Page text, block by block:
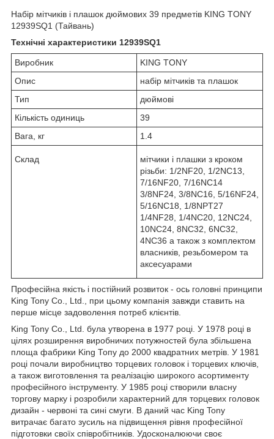
Набір мітчиків і плашок дюймових 39 предметів KING TONY
12939SQ1 (Тайвань)
Технічні характеристики 12939SQ1
Виробник
KING TONY
Опис
набір мітчиків та плашок
Тип
дюймові
Кількість одиниць
39
Вага, кг
1.4
Склад
мітчики і плашки з кроком
різьби: 1/2NF20, 1/2NC13,
7/16NF20, 7/16NC14
3/8NF24, 3/8NC16, 5/16NF24,
5/16NC18, 1/8NPT27
1/4NF28, 1/4NC20, 12NC24,
10NC24, 8NC32, 6NC32,
4NC36 а також з комплектом
власників, резьбомером та
аксесуарами
Професійна якість і постійний розвиток - ось головні принципи
King Tony Co., Ltd., при цьому компанія завжди ставить на
перше місце задоволення потреб клієнтів.
King Tony Co., Ltd. була утворена в 1977 році. У 1978 році в
цілях розширення виробничих потужностей була збільшена
площа фабрики King Топу до 2000 квадратних метрів. У 1981
році почали виробництво торцевих головок і торцевих ключів,
а також виготовлення та реалізацію широкого асортименту
професійного інструменту. У 1985 році створили власну
торгову марку і розробили характерний для торцевих головок
дизайн - червоні та сині смуги. В даний час King Tony
витрачає багато зусиль на підвищення рівня професійної
підготовки своїх співробітників. Удосконалюючи своє